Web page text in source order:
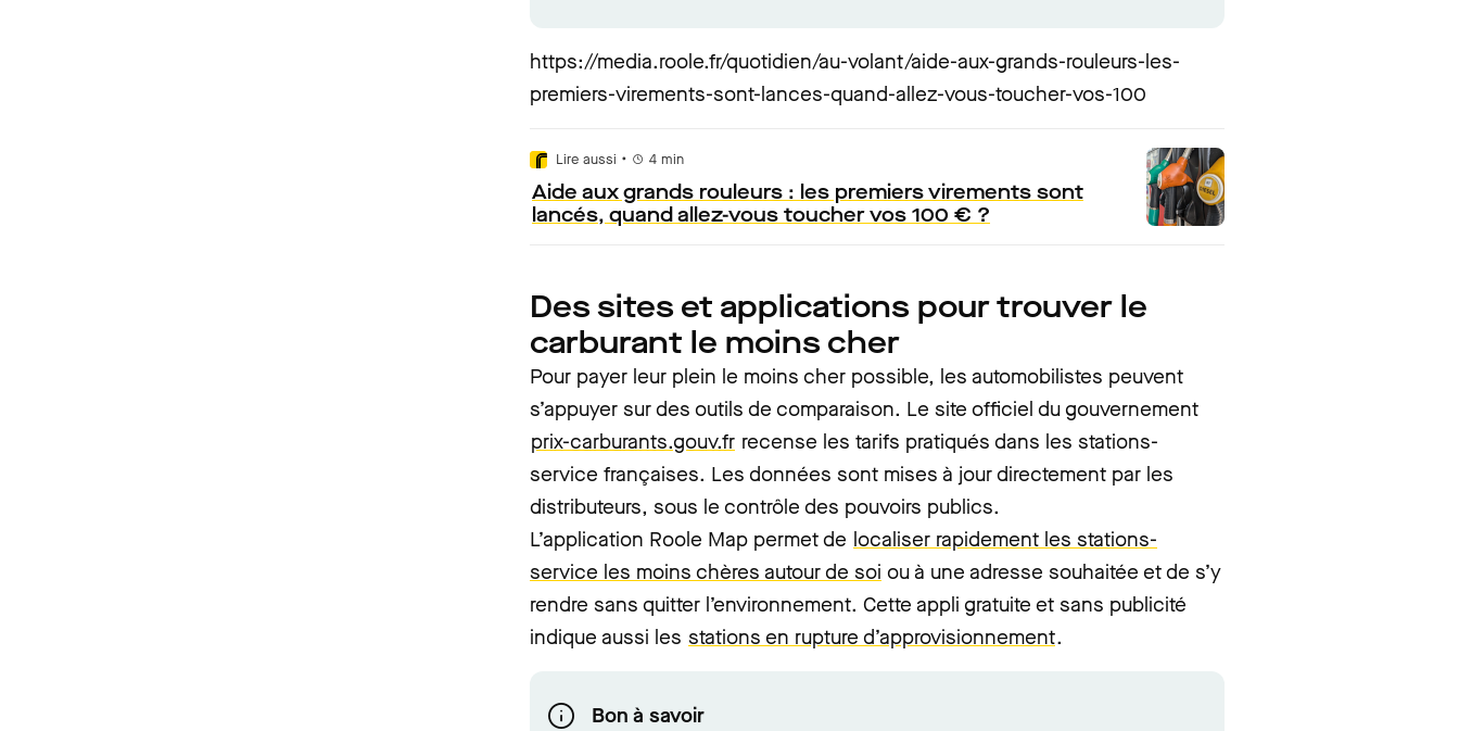
https://media.roole.fr/quotidien/au-volant/aide-aux-grands-rouleurs-les-
premiers-virements-sont-lances-quand-allez-vous-toucher-vos-100
Lire aussi • 4 min
Aide aux grands rouleurs : les premiers virements sont
lancés, quand allez-vous toucher vos 100 € ?
Des sites et applications pour trouver le
carburant le moins cher
Pour payer leur plein le moins cher possible, les automobilistes peuvent
s’appuyer sur des outils de comparaison. Le site officiel du gouvernement
prix-carburants.gouv.fr recense les tarifs pratiqués dans les stations-
service françaises. Les données sont mises à jour directement par les
distributeurs, sous le contrôle des pouvoirs publics.
L’application Roole Map permet de localiser rapidement les stations-
service les moins chères autour de soi ou à une adresse souhaitée et de s’y
rendre sans quitter l’environnement. Cette appli gratuite et sans publicité
indique aussi les stations en rupture d’approvisionnement.
Bon à savoir